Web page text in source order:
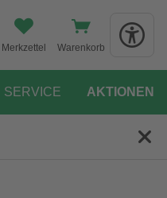
Merkzettel Warenkorb
SERVICE AKTIONEN